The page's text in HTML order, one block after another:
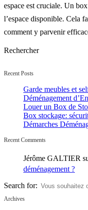
espace est cruciale. Un
l’espace disponible. Cela
comment y parvenir
Rechercher
Recent Posts
Garde meubles et
Déménagement
Louer un Box de
Box stockage:
Démarches
Recent Comments
Jérôme GALTIER
déménagement ?
Search for:
Archives